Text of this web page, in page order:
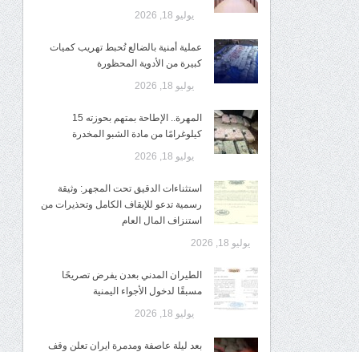
يوليو 18, 2026
عملية أمنية بالضالع تُحبط تهريب كميات
كبيرة من الأدوية المحظورة
يوليو 18, 2026
المهرة.. الإطاحة بمتهم بحوزته 15
كيلوغرامًا من مادة الشبو المخدرة
يوليو 18, 2026
استثناءات الدقيق تحت المجهر: وثيقة
رسمية تدعو للإيقاف الكامل وتحذيرات من
استنزاف المال العام
يوليو 18, 2026
الطيران المدني بعدن يفرض تصريحًا
مسبقًا لدخول الأجواء اليمنية
يوليو 18, 2026
بعد ليلة عاصفة ومدمرة ايران تعلن وقف